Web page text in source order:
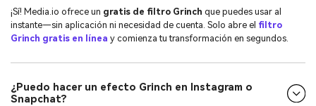
¡Sí! Media.io ofrece un gratis de filtro Grinch que puedes usar al
instante—sin aplicación ni necesidad de cuenta. Solo abre el filtro
Grinch gratis en línea y comienza tu transformación en segundos.
¿Puedo hacer un efecto Grinch en Instagram o
Snapchat?